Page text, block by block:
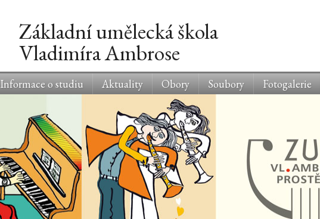
Základní umělecká škola
Vladimíra Ambrose
Informace o studiu Aktuality Obory Soubory Fotogalerie